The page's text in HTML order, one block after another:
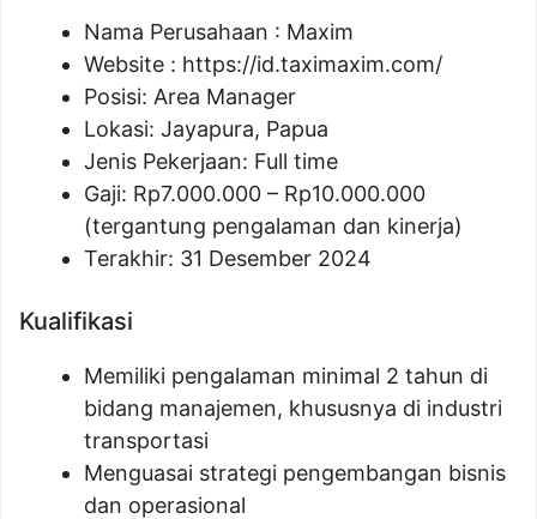
Nama Perusahaan : Maxim
Website : https://id.taximaxim.com/
Posisi: Area Manager
Lokasi: Jayapura, Papua
Jenis Pekerjaan: Full time
Gaji: Rp7.000.000 – Rp10.000.000
(tergantung pengalaman dan kinerja)
Terakhir: 31 Desember 2024
Kualifikasi
Memiliki pengalaman minimal 2 tahun di
bidang manajemen, khususnya di industri
transportasi
Menguasai strategi pengembangan bisnis
dan operasional